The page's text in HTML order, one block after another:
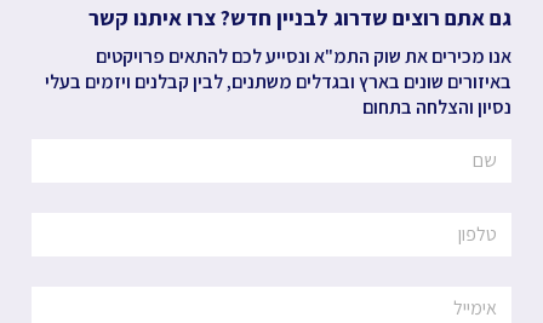
גם אתם רוצים שדרוג לבניין חדש? צרו איתנו קשר
אנו מכירים את שוק התמ"א ונסייע לכם להתאים פרויקטים
באיזורים שונים בארץ ובגדלים משתנים, לבין קבלנים ויזמים בעלי
נסיון והצלחה בתחום